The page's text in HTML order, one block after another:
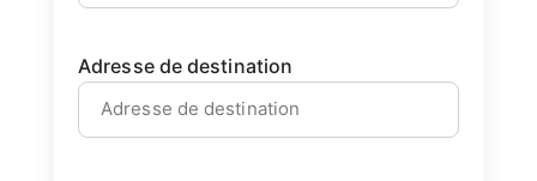
Adresse de destination